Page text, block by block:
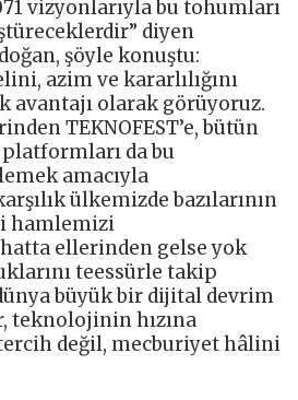
vizyonlarıyla bu tohumları
diyen
şöyle konuştu:
azim ve kararlılığını
avantajı olarak görüyoruz.
TEKNOFEST’e, bütün
da bu
amacıyla
ülkemizde bazılarının
hamlemizi
ellerinden gelse yok
teessürle takip
büyük bir dijital devrim
teknolojinin hızına
değil, mecburiyet hâlini